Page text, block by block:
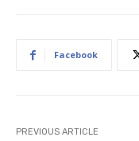
Facebook
PREVIOUS ARTICLE